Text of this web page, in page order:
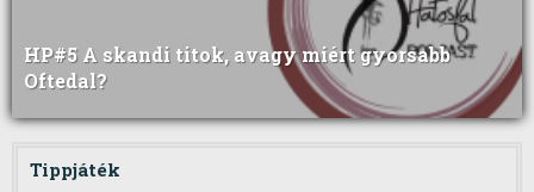
HP#5 A skandi titok, avagy miért gyorsabb
Oftedal?
Tippjáték